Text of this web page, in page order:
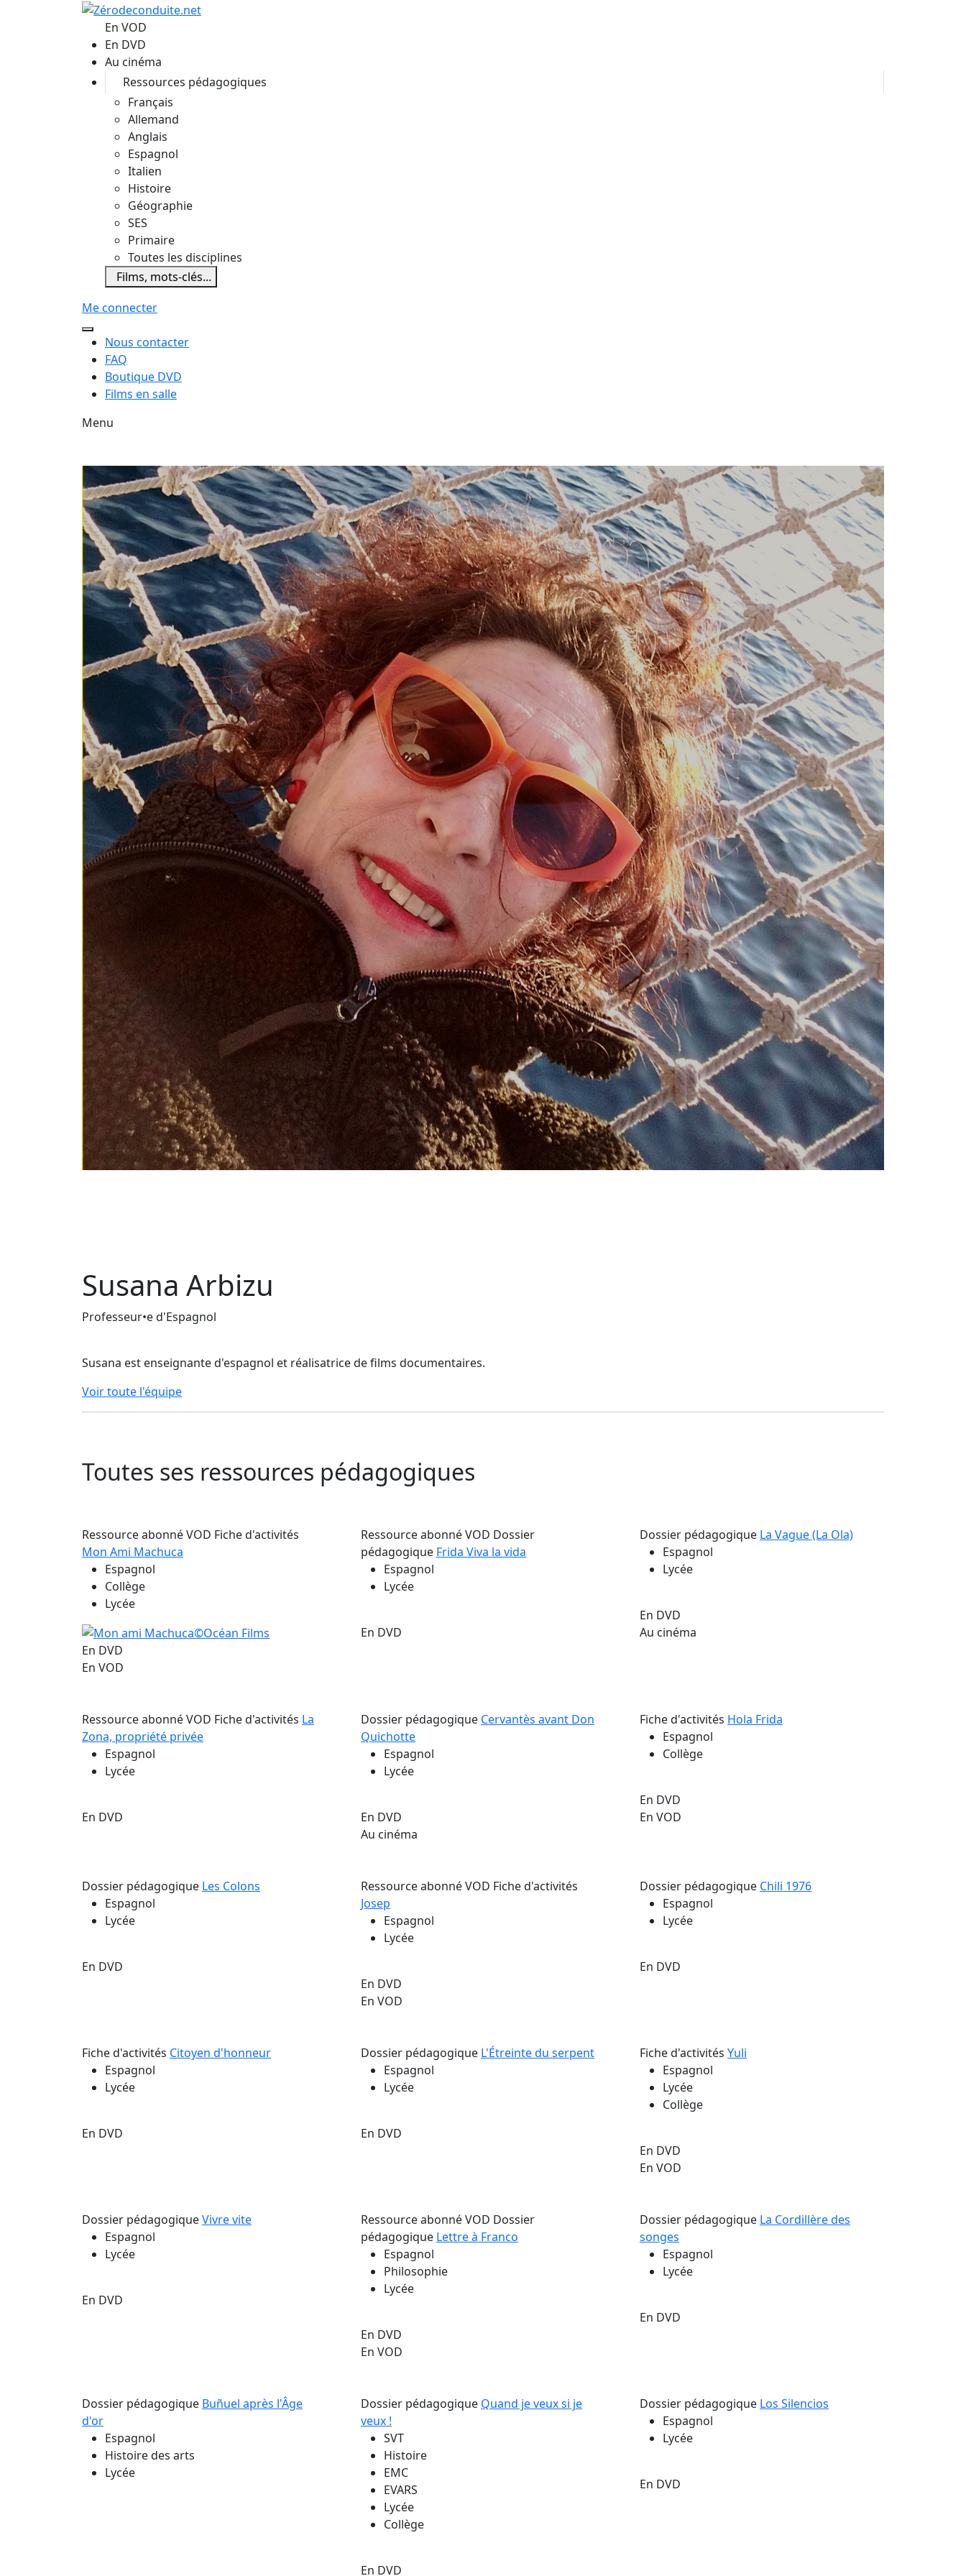
Aller au contenu principal
En VOD
En DVD
Au cinéma
Ressources pédagogiques
Français
Allemand
Anglais
Espagnol
Italien
Histoire
Géographie
SES
Primaire
Toutes les disciplines
Films, mots-clés...
Me connecter
Nous contacter
FAQ
Boutique DVD
Films en salle
Menu
Susana Arbizu
Professeur•e d'Espagnol
Susana est enseignante d'espagnol et réalisatrice de films documentaires.
Voir toute l'équipe
Toutes ses ressources pédagogiques
Ressource abonné VOD Fiche d'activités
Mon Ami Machuca
Espagnol
Collège
Lycée
En DVD
En VOD
Ressource abonné VOD Dossier
pédagogique Frida Viva la vida
Espagnol
Lycée
En DVD
Dossier pédagogique La Vague (La Ola)
Espagnol
Lycée
En DVD
Au cinéma
Ressource abonné VOD Fiche d'activités La
Zona, propriété privée
Espagnol
Lycée
En DVD
Dossier pédagogique Cervantès avant Don
Quichotte
Espagnol
Lycée
En DVD
Au cinéma
Fiche d'activités Hola Frida
Espagnol
Collège
En DVD
En VOD
Dossier pédagogique Les Colons
Espagnol
Lycée
En DVD
Ressource abonné VOD Fiche d'activités
Josep
Espagnol
Lycée
En DVD
En VOD
Dossier pédagogique Chili 1976
Espagnol
Lycée
En DVD
Fiche d'activités Citoyen d'honneur
Espagnol
Lycée
En DVD
Dossier pédagogique L'Étreinte du serpent
Espagnol
Lycée
En DVD
Fiche d'activités Yuli
Espagnol
Lycée
Collège
En DVD
En VOD
Dossier pédagogiqueVivre vite
Espagnol
Lycée
En DVD
Ressource abonné VOD Dossier
pédagogique Lettre à Franco
Espagnol
Philosophie
Lycée
En DVD
En VOD
Dossier pédagogique La Cordillère des
songes
Espagnol
Lycée
En DVD
Dossier pédagogique Buñuel après l'Âge
d'or
Espagnol
Histoire des arts
Lycée
Dossier pédagogique Quand je veux si je
veux !
SVT
Histoire
EMC
EVARS
Lycée
Collège
En DVD
Dossier pédagogique Los Silencios
Espagnol
Lycée
En DVD